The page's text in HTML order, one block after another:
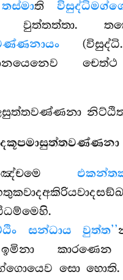
තස්මාති
වුත්තත්තා.
සන්ධාය වුත්ත’’
සො හොති.